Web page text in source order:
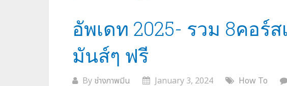
อัพเดท 2025- รวม 8คอร์
มันส์ๆ ฟรี
By ช่างภาพมีน January 3, 2024 How To